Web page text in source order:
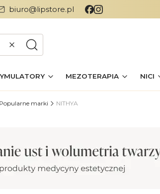
biuro@lipstore.pl
WyczyśćSzukaj
MEZOTERAPIA NICI
Popularne marki NITHYA